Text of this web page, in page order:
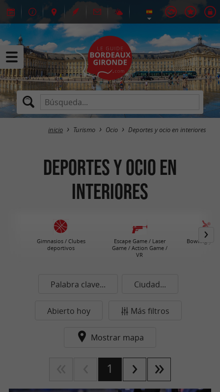
inicio Turismo Ocio Deportes y ocio en interiores
Deportes y ocio en
interiores
Gimnasios / Clubes
deportivos
Escape Game / Laser
Game / Action Game /
VR
Bowling y
Palabra clave... Ciudad...
Abierto hoy Más filtros
Mostrar mapa
1